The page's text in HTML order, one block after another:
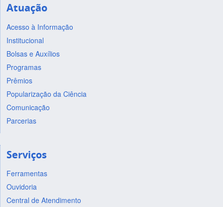
Atuação
Acesso à Informação
Institucional
Bolsas e Auxílios
Programas
Prêmios
Popularização da Ciência
Comunicação
Parcerias
Serviços
Ferramentas
Ouvidoria
Central de Atendimento